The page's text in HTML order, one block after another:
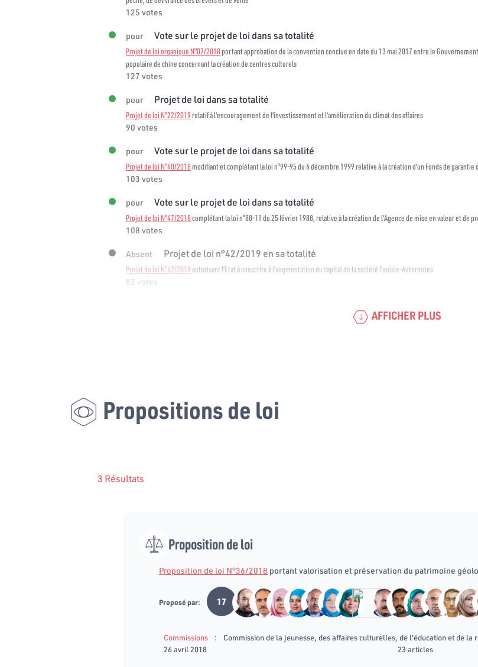
125 votes
pour Vote sur le projet de loi dans sa totalité
Projet de loi organique N°07/2018portant approbation de la convention conclue en date du 13 mai 2017 entre le
populaire de chine concernant la création de centres culturels
127 votes
pour Projet de loi dans sa totalité
Projet de loi N°22/2019relatif à l'encouragement de l'investissement et l'amélioration du climat des affaires
90 votes
pour Vote sur le projet de loi dans sa totalité
Projet de loi N°40/2018modifiant et complétant la loi n°99-95 du 6 décembre 1999 relative à la création d'un Fonds de
103 votes
pour Vote sur le projet de loi dans sa totalité
Projet de loi N°47/2018complétant la loi n°88-11 du 25 février 1988, relative à la création de l’Agence de mise en valeur et de
108 votes
Absent Projet de loi n°42/2019 en sa totalité
Projet de loi N°42/2019autorisant l'Etat à souscrire à l'augmentation du capital de la société Tunisie-Autoroutes
82 votes
AFFICHER PLUS
Propositions de loi
3 Résultats
Proposition de loi
Proposition de loi N°36/2018 portant valorisation et préservation du patrimoine
Proposé par: 17
Commissions :
Commission de la jeunesse, des affaires culturelles, de l'éducation et de la
26 avril 2018
23 articles